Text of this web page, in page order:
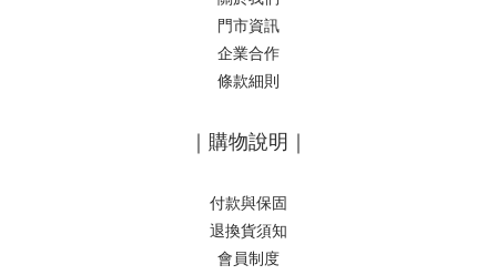
門市資訊
企業合作
條款細則
｜購物說明｜
付款與保固
退換貨須知
會員制度